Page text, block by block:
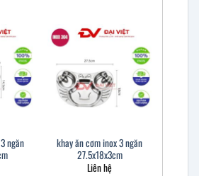
ngăn
khay ăn cơm inox 3 ngăn
27.5x18x3cm
Liên hệ